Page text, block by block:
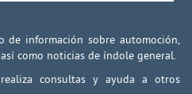
de información sobre automoción,
como noticias de índole general.
consultas y ayuda a otros